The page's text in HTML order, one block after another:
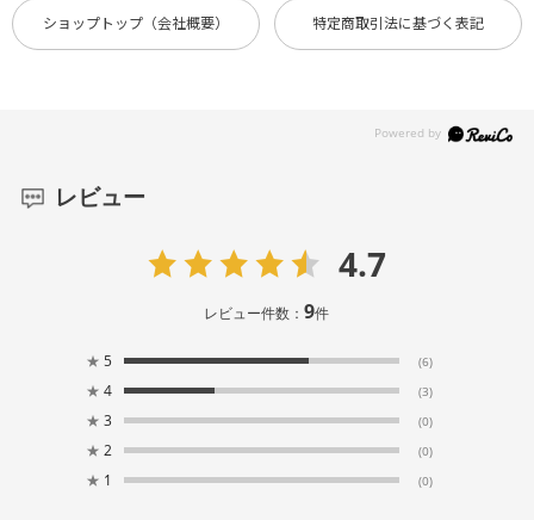
ショップトップ（会社概要） 特定商取引法に基づく表記
レビュー
4.7
レビュー件数：9件
★ 5 (6)
★ 4 (3)
★ 3 (0)
★ 2 (0)
★ 1 (0)